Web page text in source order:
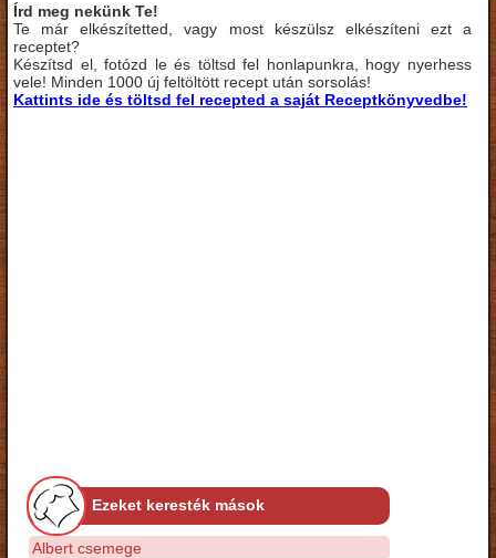
Írd meg nekünk Te!
Te már elkészítetted, vagy most készülsz elkészíteni ezt a
receptet?
Készítsd el, fotózd le és töltsd fel honlapunkra, hogy nyerhess
vele! Minden 1000 új feltöltött recept után sorsolás!
Kattints ide és töltsd fel recepted a saját Receptkönyvedbe!
Ezeket keresték mások
Albert csemege